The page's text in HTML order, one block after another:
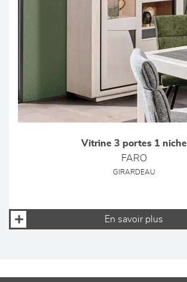
Vitrine 3 portes 1 niche
FARO
GIRARDEAU
En savoir plus